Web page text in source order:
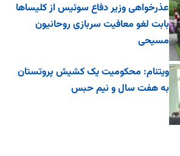
عذرخواهی وزیر دفاع سوئیس از کلیساها
بابت لغو معافیت سربازی روحانیون
مسیحی
ویتنام: محکومیت یک کشیش پروتستان
به هفت سال و نیم حبس